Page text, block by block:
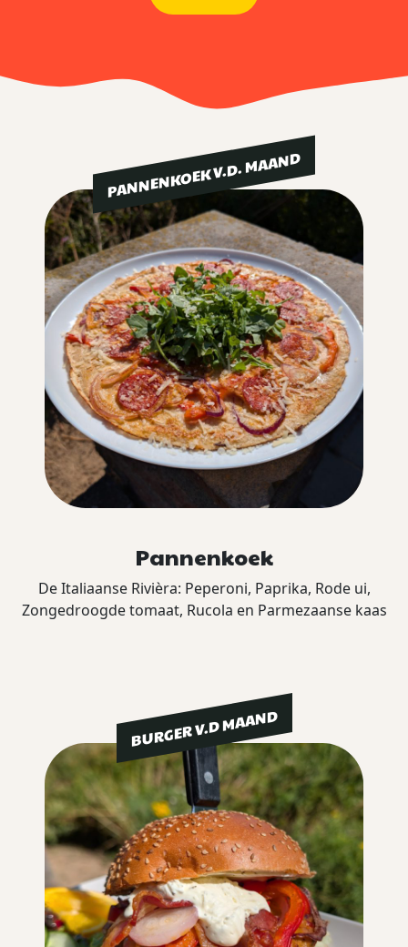
BURGER V.D MAAND
PANNENKOEK V.D. MAAND
Pannenkoek
De Italiaanse Rivièra: Peperoni, Paprika, Rode ui,
Zongedroogde tomaat, Rucola en Parmezaanse kaas